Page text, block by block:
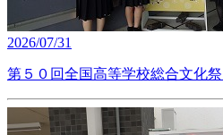
2026/07/31
第５０回全国高等学校総合文化